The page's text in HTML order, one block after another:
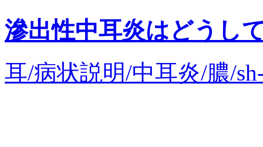
滲出性中耳炎はどうし
耳/病状説明/中耳炎/膿/